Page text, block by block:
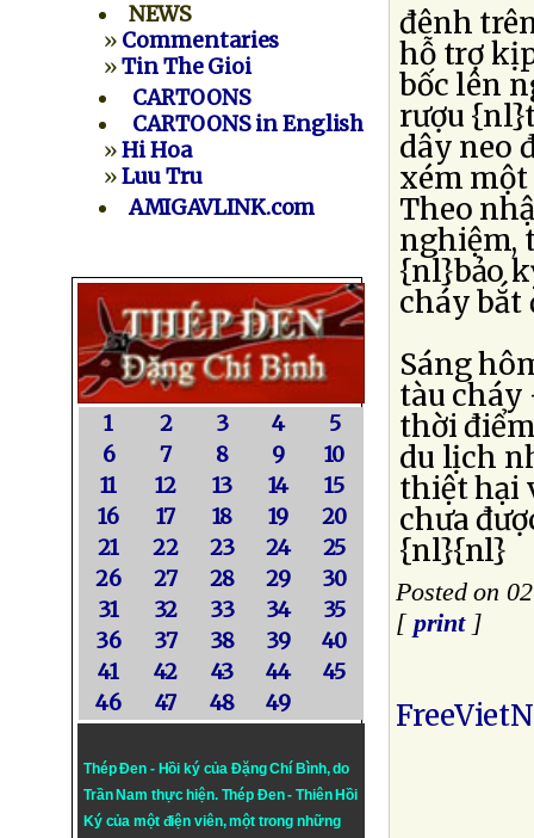
NEWS
» Commentaries
»Tin The Gioi
CARTOONS
CARTOONS in English
»Hi Hoa
»Luu Tru
AMIGAVLINK.com
1 2 3 4
5
6
7 8 9
10
11
12 13 14
15
16
17 18 19
20
21
22 23 24
25
26
27 28 29
30
31
32 33 34
35
36
37 38 39
40
41
42 43 44
45
46
47 48 49
Thép Đen - Hồi ký của Đặng Chí Bình, do
Trần Nam thực hiện. Thép Đen- Thiên Hồi
Ký của một điện viên, một trong những
đênh
hỗ trợ
bốc lên
rượu
dây neo
xém một
Theo
nghiệm,
{nl}bảo
cháy bắt
Sáng
tàu cháy
thời
du lịch
thiệt hại
chưa
{nl}{nl}
Posted on
[ print]